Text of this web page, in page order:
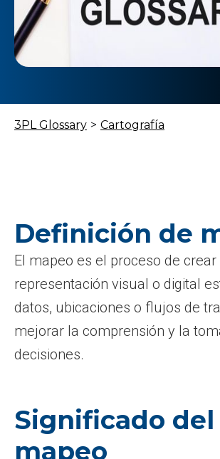
3PL Glossary > Cartografía
Definición de
El mapeo es el proceso de crear
representación visual o digital
datos, ubicaciones o flujos de
mejorar la comprensión y la
decisiones.
Significado del
mapeo